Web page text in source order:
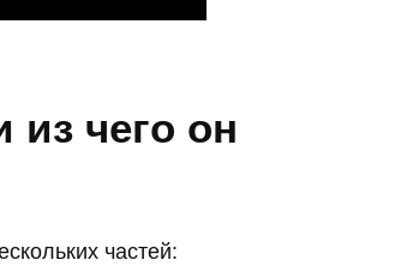
из чего он
частей: